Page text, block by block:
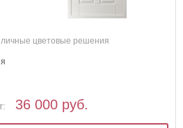
цветовые решения
36 000 руб.